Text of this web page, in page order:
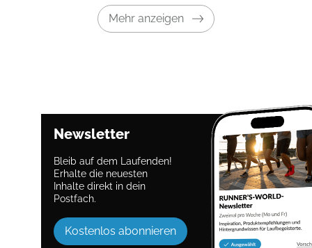
Mehr anzeigen
Newsletter
Bleib auf dem Laufenden!
Erhalte die neuesten
Inhalte direkt in dein
Postfach.
Kostenlos abonnieren